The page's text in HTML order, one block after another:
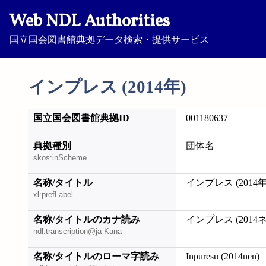
Web NDL Authorities
国立国会図書館典拠データ検索・提供サービス
インプレス (2014年)
国立国会図書館典拠ID 001180637
典拠種別
skos:inScheme
団体名
名称/タイトル
xl:prefLabel
インプレス (2014
名称/タイトルのカナ読み
ndl:transcription@ja-Kana
インプレス (2014
名称/タイトルのローマ字読み Inpuresu (2014nen)